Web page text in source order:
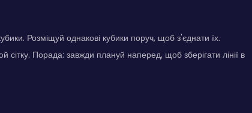
Розміщуй однакові кубики поруч, щоб з'єднати їх.
сітку. Порада: завжди плануй наперед, щоб зберігати лінії в